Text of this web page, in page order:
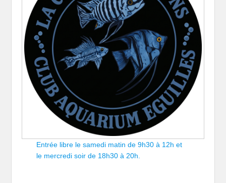
Entrée libre le samedi matin de 9h30 à 12h et
le mercredi soir de 18h30 à 20h.